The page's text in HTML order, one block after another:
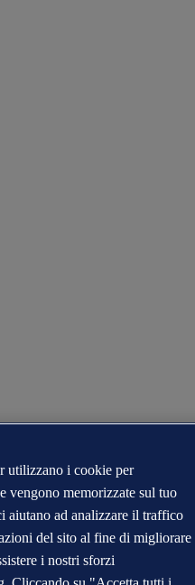
utilizzano i cookie per
vengono memorizzate sul tuo
aiutano ad analizzare il traffico
del sito al fine di migliorare
i nostri sforzi